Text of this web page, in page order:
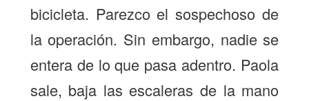
bicicleta. Parezco el sospechoso de
la operación. Sin embargo, nadie se
entera de lo que pasa adentro. Paola
sale, baja las escaleras de la mano